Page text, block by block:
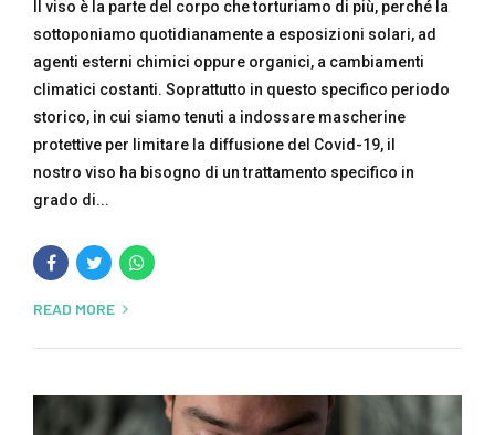
Il viso è la parte del corpo che torturiamo di più, perché la
sottoponiamo quotidianamente a esposizioni solari, ad
agenti esterni chimici oppure organici, a cambiamenti
climatici costanti. Soprattutto in questo specifico periodo
storico, in cui siamo tenuti a indossare mascherine
protettive per limitare la diffusione del Covid-19, il
nostro viso ha bisogno di un trattamento specifico in
grado di...
READ MORE